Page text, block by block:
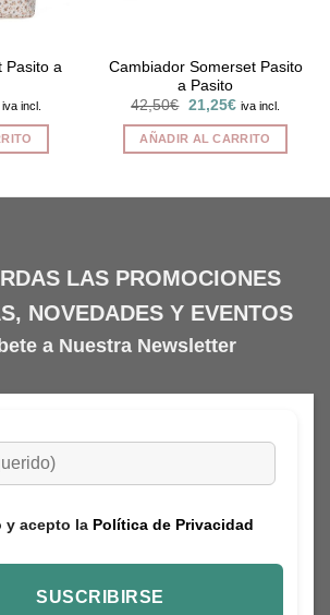
Pasito a
iva incl.
Cambiador Somerset Pasito
a Pasito
42,50€ El
original
era:
21,25€El
actual
es:
iva incl.
AÑADIR AL CARRITO
LAS PROMOCIONES
NOVEDADES Y EVENTOS
a Nuestra Newsletter
y acepto la Política de Privacidad